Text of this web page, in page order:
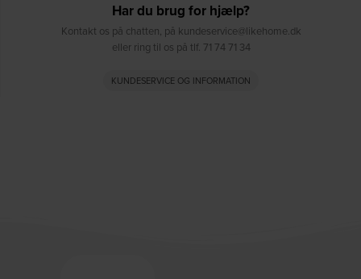
Har du brug for hjælp?
Kontakt os på chatten, på kundeservice@likehome.dk
eller ring til os på tlf. 71 74 71 34
KUNDESERVICE OG INFORMATION